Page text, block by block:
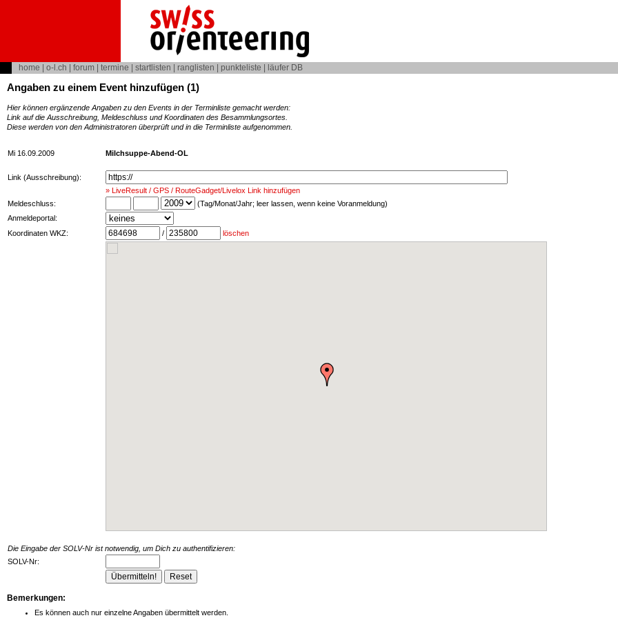
home o-l.ch forum termine startlisten ranglisten punkteliste läufer DB
Angaben zu einem Event hinzufügen (1)
Hier können ergänzende Angaben zu den Events in der Terminliste gemacht werden:
Link auf die Ausschreibung, Meldeschluss und Koordinaten des Besammlungsortes.
Diese werden von den Administratoren überprüft und in die Terminliste aufgenommen.
Mi 16.09.2009 Milchsuppe-Abend-OL
Link (Ausschreibung):
» LiveResult / GPS / RouteGadget/Livelox Link hinzufügen
Meldeschluss:
(Tag/Monat/Jahr; leer lassen, wenn keine Voranmeldung)
Anmeldeportal:
Koordinaten WKZ:
/ löschen
Die Eingabe der SOLV-Nr ist notwendig, um Dich zu authentifizieren:
SOLV-Nr:
Bemerkungen:
Es können auch nur einzelne Angaben übermittelt werden.